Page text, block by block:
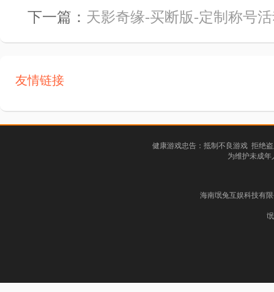
下一篇： 天影奇缘-买断版-定制称号
友情链接
健康游戏忠告：抵制不良游戏 拒绝
为维护未成
海南氓兔互娱科技有